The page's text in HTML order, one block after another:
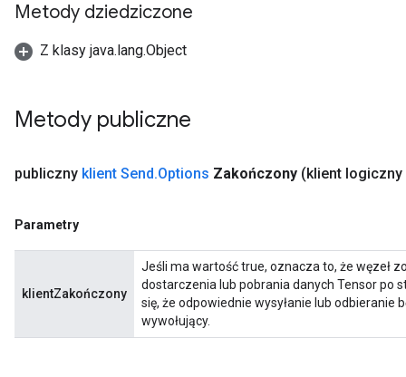
Metody dziedziczone
Z klasy java.lang.Object
Metody publiczne
publiczny klient Send.Options Zakończony (klient
Parametry
klientZakończony
Jeśli ma wartość true, oznacza to, że węzeł
dostarczenia lub pobrania danych Tensor po
się, że odpowiednie wysyłanie lub
wywołujący.